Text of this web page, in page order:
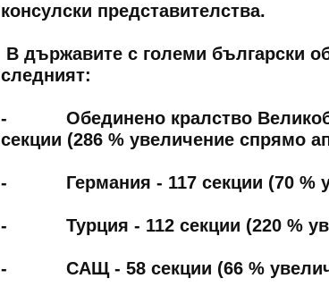
консулски представителства.
В държавите с големи български
следният:
- Обединено кралство
секции (286 % увеличение спрямо
- Германия - 117 секции (70 %
- Турция - 112 секции (220 %
- САЩ - 58 секции (66 %